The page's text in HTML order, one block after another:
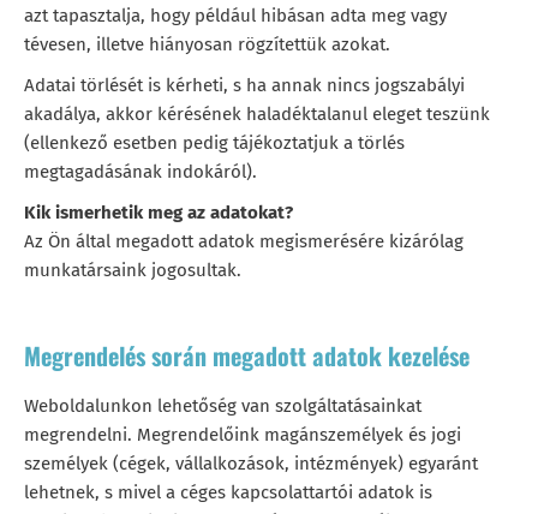
azt tapasztalja, hogy például hibásan adta meg vagy
tévesen, illetve hiányosan rögzítettük azokat.
Adatai törlését is kérheti, s ha annak nincs jogszabályi
akadálya, akkor kérésének haladéktalanul eleget teszünk
(ellenkező esetben pedig tájékoztatjuk a törlés
megtagadásának indokáról).
Kik ismerhetik meg az adatokat?
Az Ön által megadott adatok megismerésére kizárólag
munkatársaink jogosultak.
Megrendelés során megadott adatok kezelése
Weboldalunkon lehetőség van szolgáltatásainkat
megrendelni. Megrendelőink magánszemélyek és jogi
személyek (cégek, vállalkozások, intézmények) egyaránt
lehetnek, s mivel a céges kapcsolattartói adatok is